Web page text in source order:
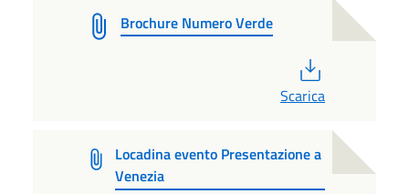
Brochure Numero Verde
Scarica
Locadina evento Presentazione a
Venezia